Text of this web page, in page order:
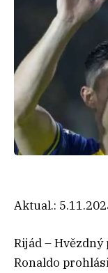
Aktual.:
Rijád –
Ronaldo